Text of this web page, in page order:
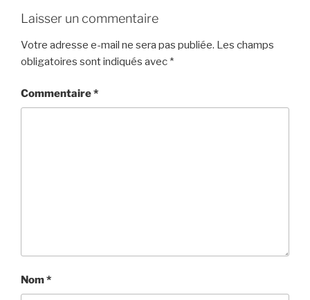
Laisser un commentaire
Votre adresse e-mail ne sera pas publiée. Les champs
obligatoires sont indiqués avec *
Commentaire*
Nom*